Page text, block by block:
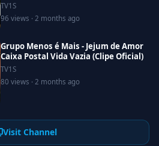
TV1S
96 views · 2 months ago
Grupo Menos é Mais - Jejum de Amor
Caixa Postal Vida Vazia (Clipe Oficial)
TV1S
80 views · 2 months ago
Visit Channel